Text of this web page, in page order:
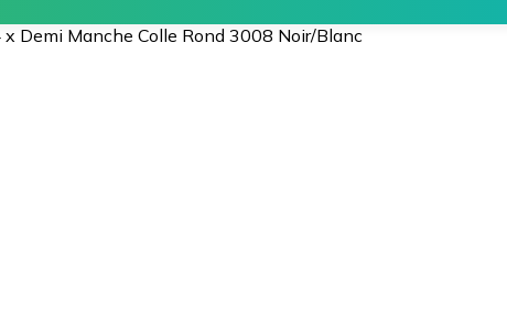
x Demi Manche Colle Rond 3008 Noir/Blanc